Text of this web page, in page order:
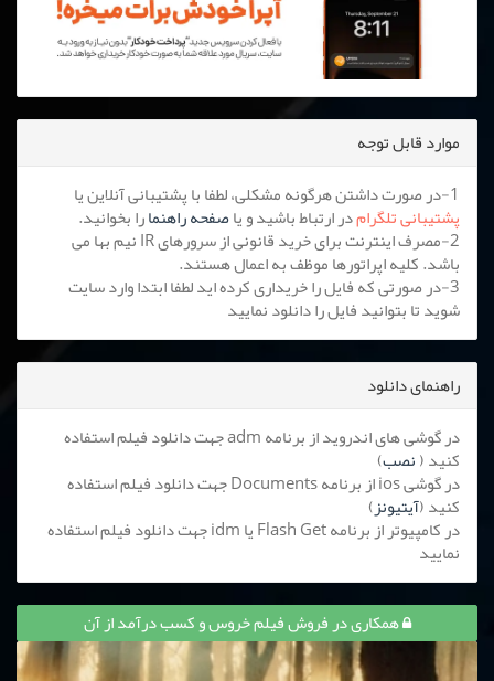
موارد قابل توجه
1-در صورت داشتن هرگونه مشکلی، لطفا با پشتیبانی آنلاین یا
پشتیبانی تلگرامدر ارتباط باشید و یاصفحه راهنمارا بخوانید.
2-مصرف اینترنت برای خرید قانونی از سرورهای IR نیم بها می
باشد. کلیه اپراتورها موظف به اعمال هستند.
3-در صورتی که فایل را خریداری کرده اید لطفا ابتدا وارد سایت
شوید تا بتوانید فایل را دانلود نمایید
راهنمای دانلود
در گوشی های اندروید از برنامه adm جهت دانلود فیلم استفاده
کنید (نصب)
در گوشی ios از برنامه Documents جهت دانلود فیلم استفاده
کنید (آیتیونز)
در کامپیوتر از برنامه Flash Get یا idm جهت دانلود فیلم استفاده
نمایید
همکاری در فروش فیلم خروس و کسب درآمد از آن